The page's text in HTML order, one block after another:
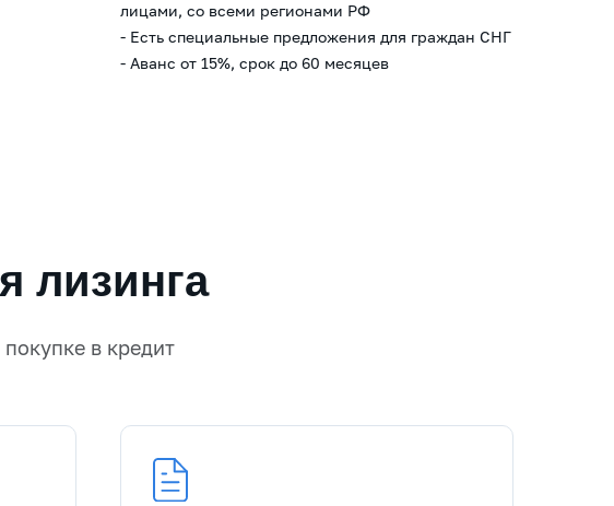
лицами, со всеми регионами РФ
- Есть специальные предложения для граждан СНГ
- Аванс от 15%, срок до 60 месяцев
лизинга
в кредит